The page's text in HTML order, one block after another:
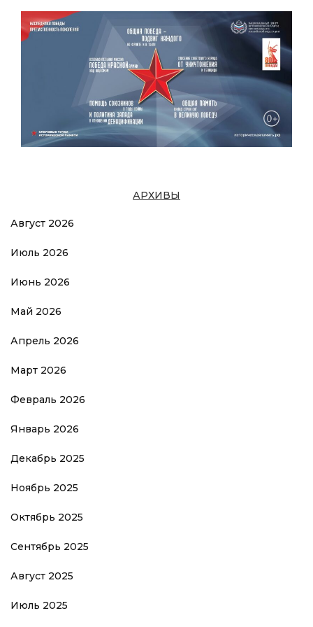
АРХИВЫ
Август 2026
Июль 2026
Июнь 2026
Май 2026
Апрель 2026
Март 2026
Февраль 2026
Январь 2026
Декабрь 2025
Ноябрь 2025
Октябрь 2025
Сентябрь 2025
Август 2025
Июль 2025